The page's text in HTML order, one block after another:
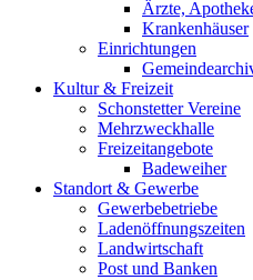
Ärzte,
Krankenhäuser
Einrichtungen
Kultur & Freizeit
Schonstetter Vereine
Mehrzweckhalle
Freizeitangebote
Badeweiher
Standort & Gewerbe
Gewerbebetriebe
Ladenöffnungszeiten
Landwirtschaft
Post und Banken